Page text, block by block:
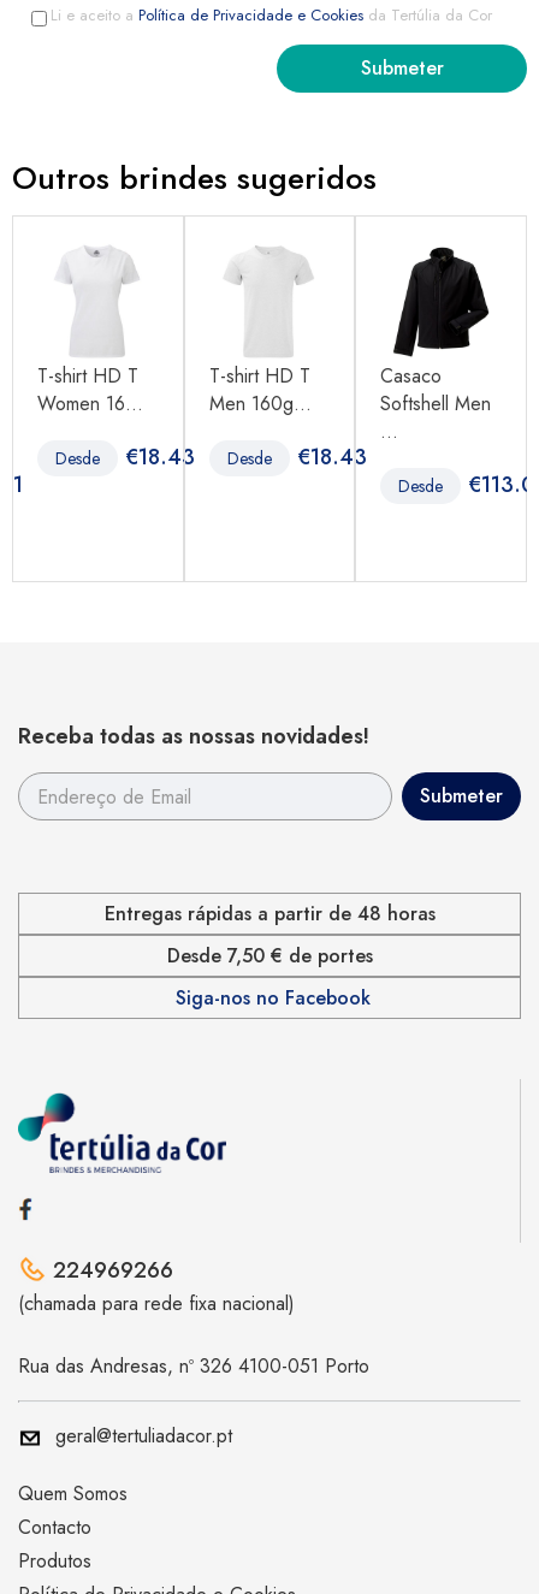
Li e aceito a Política de Privacidade e Cookies da Tertúlia da Cor
Outros brindes sugeridos
T-shirt HD T
Women 16...
Desde €18.43
T-shirt HD T
Men 160g...
Desde €18.43
Casaco
Softshell Men
...
Desde €
Receba todas as nossas novidades!
Entregas rápidas a partir de 48 horas
Desde 7,50 € de portes
Siga-nos no Facebook
224969266
(chamada para rede fixa nacional)
Rua das Andresas, nº 326 4100-051 Porto
geral@tertuliadacor.pt
Quem Somos
Contacto
Produtos